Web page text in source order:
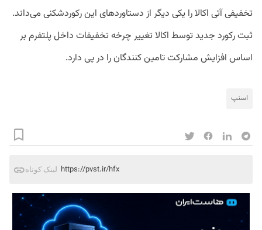
تخفیفی آتی اکالا را یکی دیگر از دستاوردهای این رکوردشکنی می‌داند.
ثبت رکورد جدید توسط اکالا تغییر چرخه تخفیفات داخل پلتفرم بر
اساس افزایش مشارکت تامین کنندگان را در پی دارد.
اسنپ
لینک کوتاه https://pvst.ir/hfx